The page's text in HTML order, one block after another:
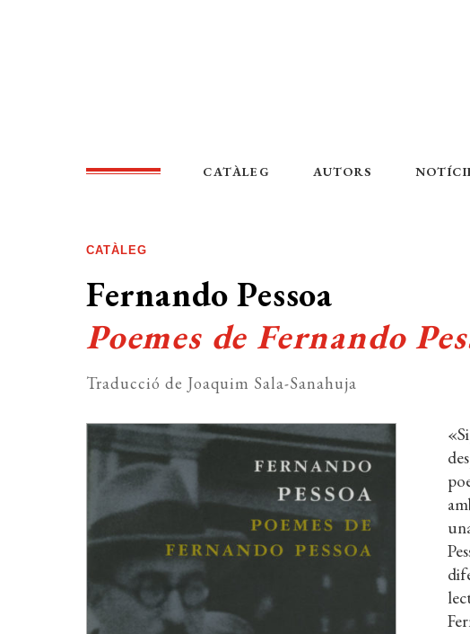
CATÀLEG AUTORS
CATÀLEG
Fernando Pessoa
Poemes de Fernando
Traducció de Joaquim Sala-Sanahuja